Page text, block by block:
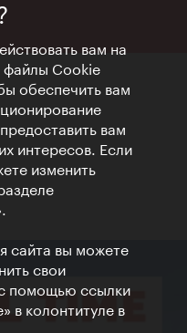
вам на
файлы Cookie
обеспечить вам
вам
интересов. Если
изменить
сайта вы можете
свои
помощью ссылки
в колонтитуле в